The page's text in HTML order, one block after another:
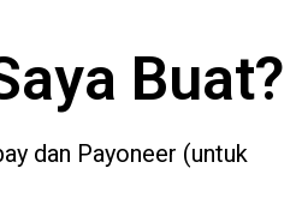
Buat?
dan Payoneer (untuk